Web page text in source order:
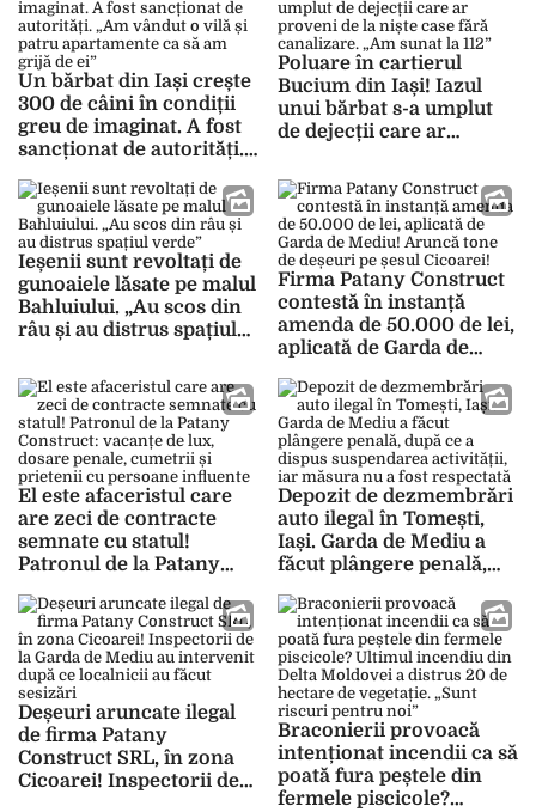
Un bărbat din Iași crește
300 de câini în condiții
greu de imaginat. A fost
sancționat de autorități.
patru apartamente ca să
am grijă de ei”
Poluare în cartierul
Bucium din Iași! Iazul
unui bărbat s-a umplut
de dejecții care ar
fără canalizare. „Am
sunat la 112”
Ieșenii sunt revoltați de
gunoaiele lăsate pe malul
Bahluiului. „Au scos din
râu și au distrus spațiul
Firma Patany Construct
contestă în instanță
amenda de 50.000 de lei,
aplicată de Garda de
deșeuri pe șesul Cicoarei!
El este afaceristul care
are zeci de contracte
semnate cu statul!
Patronul de la Patany
lux, dosare penale,
cumetrii și prietenii cu
persoane influente
Depozit de dezmembrări
auto ilegal în Tomești,
Iași. Garda de Mediu a
făcut plângere penală,
suspendarea activității,
iar măsura nu a fost
respectată
Deșeuri aruncate ilegal
de firma Patany
Construct SRL, în zona
Cicoarei! Inspectorii de
Braconierii provoacă
intenționat incendii ca să
poată fura peștele din
fermele piscicole?